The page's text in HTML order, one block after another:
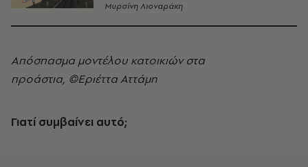
Μυρσίνη Λιοναράκη
Απόσπασμα μοντέλου κατοικιών στα
προάστια, ©Εριέττα Αττάμη
Γιατί συμβαίνει αυτό;